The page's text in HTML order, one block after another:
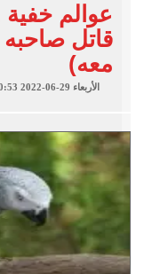
عوالم
قاتل
معه)
الأربعاء 29-06-2022 20:53